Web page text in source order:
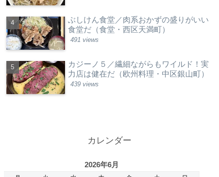
ぶしけん食堂／肉系おかずの盛りがいい
食堂だ（食堂・西区天満町）
491 views
カジーノ５／繊細ながらもワイルド！実
力店は健在だ（欧州料理・中区銀山町）
439 views
カレンダー
2026年6月